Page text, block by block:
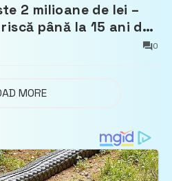
2 milioane de lei –
până la 15 ani de
0
MORE